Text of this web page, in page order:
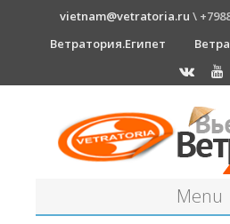
vietnam@vetratoria.ru \
Ветратория.Египет
Menu